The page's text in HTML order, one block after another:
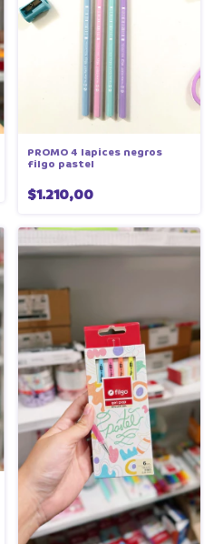
PROMO 4 lapices negros
filgo pastel
$1.210,00